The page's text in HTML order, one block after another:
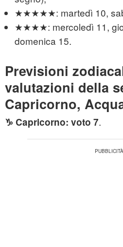
★★★★★: martedì 10,
★★★★: mercoledì 11,
domenica 15.
Previsioni
valutazioni della
Capricorno,
♑ Capricorno: voto 7.